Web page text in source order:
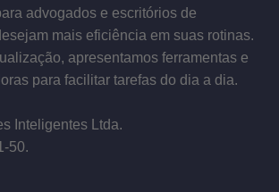
advogados e escritórios de
mais eficiência em suas rotinas.
apresentamos ferramentas e
para facilitar tarefas do dia a dia.
Inteligentes Ltda.
50.